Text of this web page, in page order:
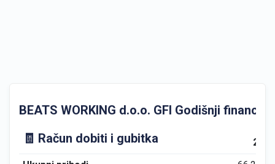
BEATS WORKING d.o.o. GFI Godišnji
🧾 Račun dobiti i gubitka
2024